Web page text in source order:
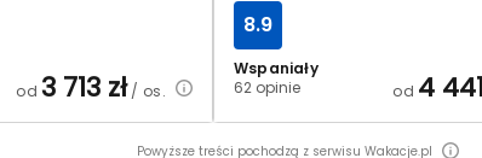
od 3 713 zł/ os.
Wspaniały
62 opinie
8.9
od 4 441
Powyższe treści pochodzą z serwisu Wakacje.pl